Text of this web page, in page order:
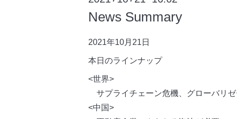
News Summary
2021年10月21日
本日のラインナップ
<世界>
サプライチェーン危機、グローバリ
<中国>